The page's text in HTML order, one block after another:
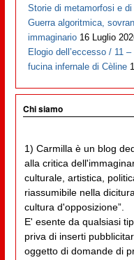
Storie di metamorfosi e di
Guerra algoritmica,
immaginario 16 Luglio
Elogio dell’eccesso / 11 –
fucina infernale di Cèline
Chi siamo
1) Carmilla è un blog
alla critica
culturale, artistica,
riassumibile nella
cultura d'opposizione”.
E' esente da qualsiasi
priva di inserti
oggetto di domande di